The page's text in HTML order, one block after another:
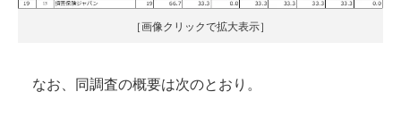
［画像クリックで拡大表示］
なお、同調査の概要は次のとおり。